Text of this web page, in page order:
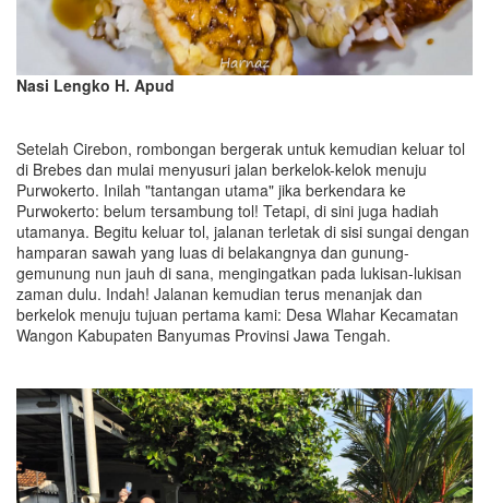
Nasi Lengko H. Apud
Setelah Cirebon, rombongan bergerak untuk kemudian keluar tol
di Brebes dan mulai menyusuri jalan berkelok-kelok menuju
Purwokerto. Inilah "tantangan utama" jika berkendara ke
Purwokerto: belum tersambung tol! Tetapi, di sini juga hadiah
utamanya. Begitu keluar tol, jalanan terletak di sisi sungai dengan
hamparan sawah yang luas di belakangnya dan gunung-
gemunung nun jauh di sana, mengingatkan pada lukisan-lukisan
zaman dulu. Indah! Jalanan kemudian terus menanjak dan
berkelok menuju tujuan pertama kami: Desa Wlahar Kecamatan
Wangon Kabupaten Banyumas Provinsi Jawa Tengah.